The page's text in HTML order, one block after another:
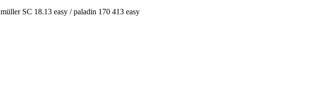
müller SC 18.13 easy / paladin 170 413 easy